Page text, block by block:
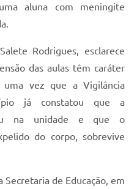
aluna com meningite
Rodrigues, esclarece
das aulas têm caráter
uma vez que a Vigilância
já constatou que a
na unidade e que o
do corpo, sobrevive
de Educação, em